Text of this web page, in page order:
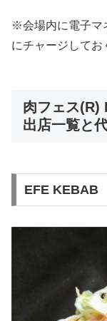
※会場内に電子マ
にチャージしてお
肉フェス(R)
出店一覧と
EFE KEBAB